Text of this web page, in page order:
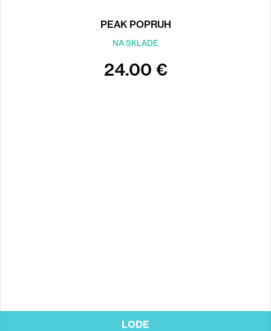
PEAK POPRUH
NA SKLADE
24.00 €
LODE